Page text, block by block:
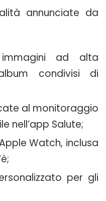
annunciate da
ad alta
condivisi di
al monitoraggio
nell’app Salute;
Watch, inclusa
per gli